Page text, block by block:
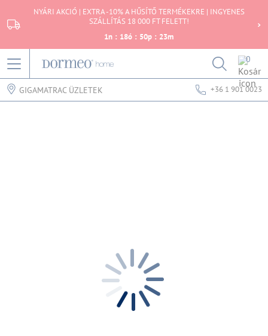
NYÁRI AKCIÓ | EXTRA -10% A HŰSÍTŐ TERMÉKEKRE | INGYENES
SZÁLLÍTÁS 18 000 FT FELETT!
1n : 18ó : 50p : 23m
0
GIGAMATRAC ÜZLETEK +36 1 901 0023